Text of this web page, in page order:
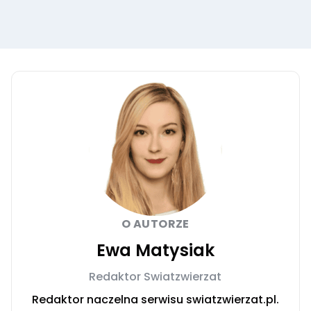
O AUTORZE
Ewa Matysiak
Redaktor Swiatzwierzat
Redaktor naczelna serwisu swiatzwierzat.pl.